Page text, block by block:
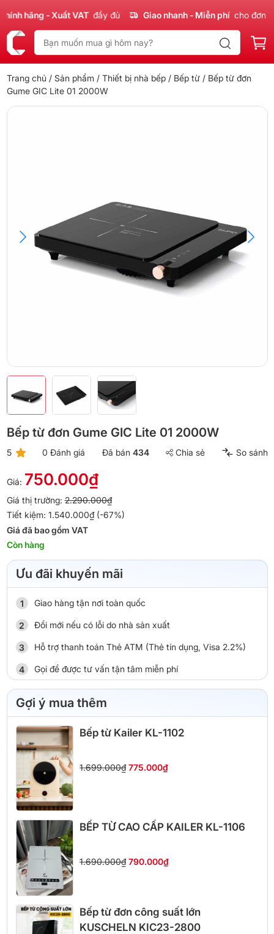
hãng - Xuất VAT đầy đủ Giao nhanh - Miễn phí cho đơn
Trang chủ / Sản phẩm / Thiết bị nhà bếp/ Bếp từ/ Bếp từ đơn
Gume GIC Lite 01 2000W
Bếp từ đơn Gume GIC Lite 01 2000W
5 0 Đánh giá Đã bán 434 Chia sẻ So sánh
Giá: 750.000₫
Giá thị trường:2.290.000₫
Tiết kiệm: 1.540.000₫ (-67%)
Giá đã bao gồm VAT
Còn hàng
Ưu đãi khuyến mãi
Giao hàng tận nơi toàn quốc
Đổi mới nếu có lỗi do nhà sản xuất
Hỗ trợ thanh toán Thẻ ATM (Thẻ tín dụng, Visa 2.2%)
Gọi để được tư vấn tận tâm miễn phí
Gợi ý mua thêm
Bếp từ Kailer KL-1102
1.699.000₫ 775.000₫
BẾP TỪ CAO CẤP KAILER KL-1106
1.690.000₫ 790.000₫
Bếp từ đơn công suất lớn
KUSCHELN KIC23-2800